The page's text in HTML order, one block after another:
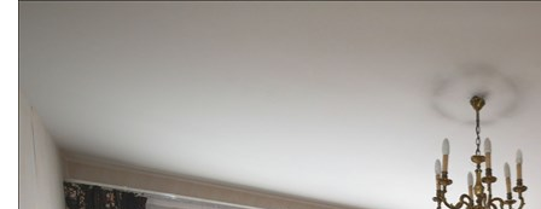
- cuisine